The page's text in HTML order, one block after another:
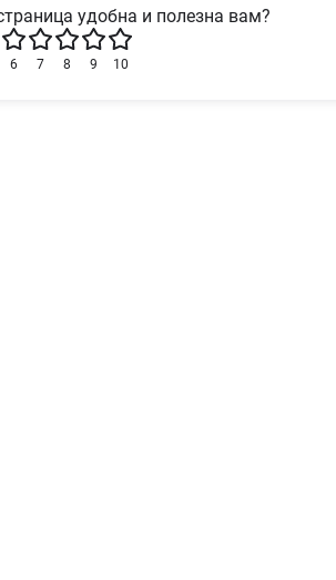
удобна и полезна вам?
10
9
8
7
6